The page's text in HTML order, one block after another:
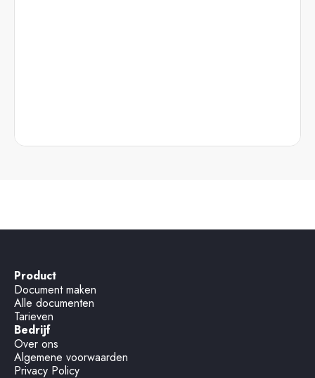
Product
Document maken
Alle documenten
Tarieven
Bedrijf
Over ons
Algemene voorwaarden
Privacy Policy